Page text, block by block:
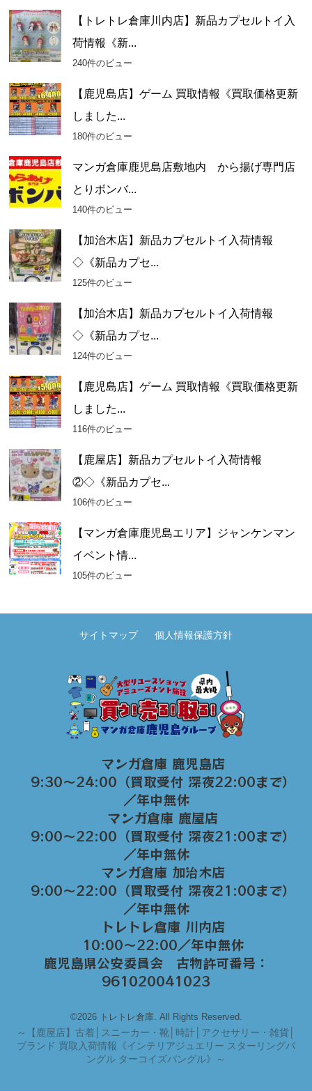
【トレトレ倉庫川内店】新品カプセルトイ入
荷情報《新...
240件のビュー
【鹿児島店】ゲーム 買取情報《買取価格更新
しました...
180件のビュー
マンガ倉庫鹿児島店敷地内 から揚げ専門店
とりボンバ...
140件のビュー
【加治木店】新品カプセルトイ入荷情報
◇《新品カプセ...
125件のビュー
【加治木店】新品カプセルトイ入荷情報
◇《新品カプセ...
124件のビュー
【鹿児島店】ゲーム 買取情報《買取価格更新
しました...
116件のビュー
【鹿屋店】新品カプセルトイ入荷情報
②◇《新品カプセ...
106件のビュー
【マンガ倉庫鹿児島エリア】ジャンケンマン
イベント情...
105件のビュー
サイトマップ 個人情報保護方針
マンガ倉庫 鹿児島店
9:30～24:00（買取受付 深夜22:00まで）
／年中無休
マンガ倉庫 鹿屋店
9:00～22:00（買取受付 深夜21:00まで）
／年中無休
マンガ倉庫 加治木店
9:00〜22:00（買取受付 深夜21:00まで）
／年中無休
トレトレ倉庫 川内店
10:00〜22:00／年中無休
鹿児島県公安委員会 古物許可番号：
961020041023
©2026 トレトレ倉庫. All Rights Reserved.
～
【鹿屋店】古着│スニーカー・靴│時計│アクセサリー・雑貨│
ブランド 買取入荷情報《インテリアジュエリー スターリングバ
ングル ターコイズバングル》～